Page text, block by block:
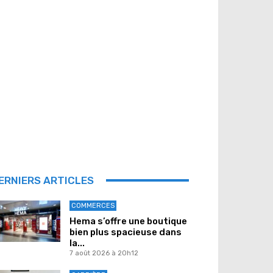
ARTICLES
COMMERCES
Hema s’offre une boutique
bien plus spacieuse dans
la...
7 août 2026 à 20h12